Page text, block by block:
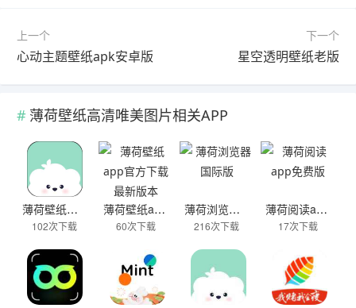
上一个
心动主题壁纸apk安卓版
下一个
星空透明壁纸老版
薄荷壁纸高清唯美图片相关APP
薄荷壁纸高清唯美图片
102次下载
薄荷壁纸app官方下载最新版本
60次下载
薄荷浏览器国际版
216次下载
薄荷阅读app免费版
17次下载